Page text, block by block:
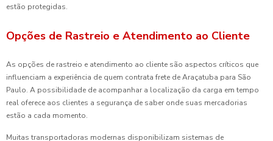
estão protegidas.
Opções de Rastreio e Atendimento ao Cliente
As opções de rastreio e atendimento ao cliente são aspectos críticos que
influenciam a experiência de quem contrata frete de Araçatuba para São
Paulo. A possibilidade de acompanhar a localização da carga em tempo
real oferece aos clientes a segurança de saber onde suas mercadorias
estão a cada momento.
Muitas transportadoras modernas disponibilizam sistemas de